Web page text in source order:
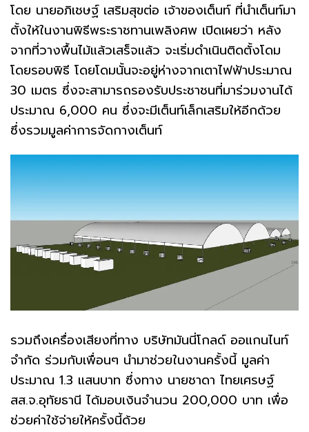
โดย นายอภิเชษฐ์ เสริมสุขต่อ เจ้าของเต็นท์ ที่นำเต็นท์มา
ตั้งให้ในงานพิธีพระราชทานเพลิงศพ เปิดเผยว่า หลัง
จากที่วางพื้นไม้แล้วเสร็จแล้ว จะเริ่มดำเนินติดตั้งโดม
โดยรอบพิธี โดยโดมนั้นจะอยู่ห่างจากเตาไฟฟ้าประมาณ
30 เมตร ซึ่งจะสามารถรองรับประชาชนที่มาร่วมงานได้
ประมาณ 6,000 คน ซึ่งจะมีเต็นท์เล็กเสริมให้อีกด้วย
ซึ่งรวมมูลค่าการจัดกางเต็นท์
รวมถึงเครื่องเสียงที่ทาง บริษัทมันนี่โกลด์ ออแกนไนท์
จำกัด ร่วมกับเพื่อนๆ นำมาช่วยในงานครั้งนี้ มูลค่า
ประมาณ 1.3 แสนบาท ซึ่งทาง นายชาดา ไทยเศรษฐ์
สส.จ.อุทัยธานี ได้มอบเงินจำนวน 200,000 บาท เพื่อ
ช่วยค่าใช้จ่ายให้ครั้งนี้ด้วย